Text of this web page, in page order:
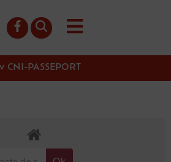
CNI-PASSEPORT